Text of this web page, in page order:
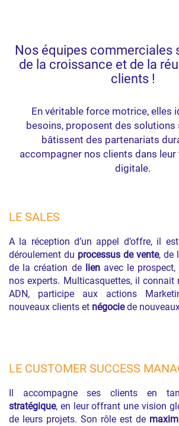
Nos équipes commerciales
de la croissance et de la
clients !
En véritable force motrice, elles
besoins, proposent des solutions
bâtissent des partenariats
accompagner nos clients dans
digitale.
LE SALES
A la réception d’un appel d’offre, il
déroulement du processus de vente, de
de la création de lien avec le
nos experts. Multicasquettes, il connait
ADN, participe aux actions
nouveaux clients et négociede
LE CUSTOMER SUCCESS
Il accompagne ses clients en
stratégique, en leur offrant une vision
de leurs projets. Son rôle est de